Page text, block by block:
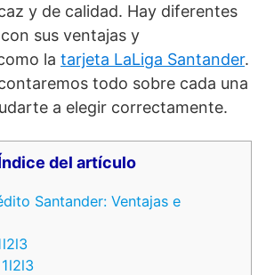
y de calidad. Hay diferentes
sus ventajas y
la tarjeta LaLiga Santander.
todo sobre cada una
a elegir correctamente.
del artículo
Santander: Ventajas e
1l2l3